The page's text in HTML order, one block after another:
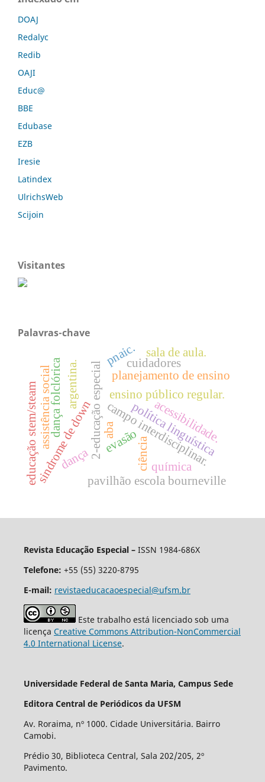
DOAJ
Redalyc
Redib
OAJI
Educ@
BBE
Edubase
EZB
Iresie
Latindex
UlrichsWeb
Scijoin
Visitantes
Palavras-chave
ciência
campo interdisciplinar.
2-educação especial
sindrome de downpavilhão escola bourneville
ensino público regular.
educação stem/steam
planejamento de ensino
argentina.
política linguística
dança
pnaic.
evasão acessibilidade.
química
aba
cuidadores
sala de aula.
dança folclórica
assistência social
Revista Educação Especial – ISSN 1984-686X
Telefone: +55 (55) 3220-8795
E-mail: revistaeducacaoespecial@ufsm.br
Este trabalho está licenciado sob uma
licença Creative Commons Attribution-NonCommercial
4.0 International License.
Universidade Federal de Santa Maria, Campus Sede
Editora Central de Periódicos da UFSM
Av. Roraima, nº 1000. Cidade Universitária. Bairro
Camobi.
Prédio 30, Biblioteca Central, Sala 202/205, 2º
Pavimento.